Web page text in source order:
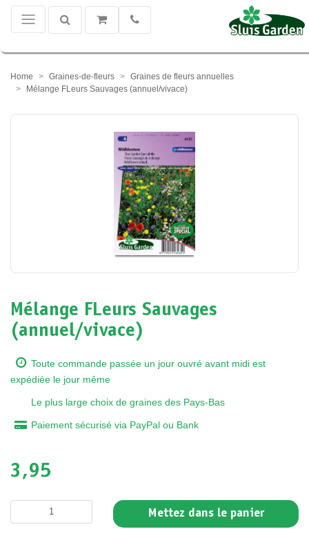
Home Graines-de-fleurs
Graines de fleurs annuelles
Mélange FLeurs Sauvages (annuel/vivace)
Mélange FLeurs Sauvages
(annuel/vivace)
Toute commande passée un jour ouvré avant midi est
expédiée le jour même
Le plus large choix de graines des Pays-Bas
Paiement sécurisé via PayPal ou Bank
3,95
Mettez dans le panier